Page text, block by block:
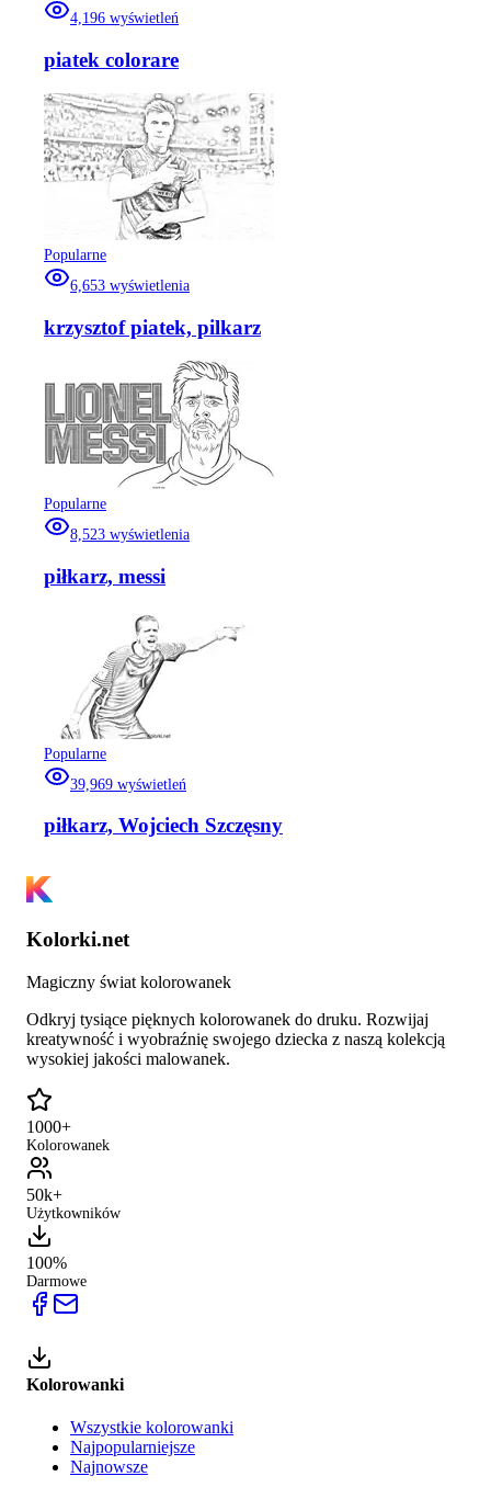
4,196 wyświetleń
piatek colorare
Popularne
6,653 wyświetlenia
krzysztof piatek, pilkarz
Popularne
8,523 wyświetlenia
piłkarz, messi
Popularne
39,969 wyświetleń
piłkarz, Wojciech Szczęsny
Kolorki.net
Magiczny świat kolorowanek
Odkryj tysiące pięknych kolorowanek do druku. Rozwijaj
kreatywność i wyobraźnię swojego dziecka z naszą kolekcją
wysokiej jakości malowanek.
1000+
Kolorowanek
50k+
Użytkowników
100%
Darmowe
Kolorowanki
Wszystkie kolorowanki
Najpopularniejsze
Najnowsze